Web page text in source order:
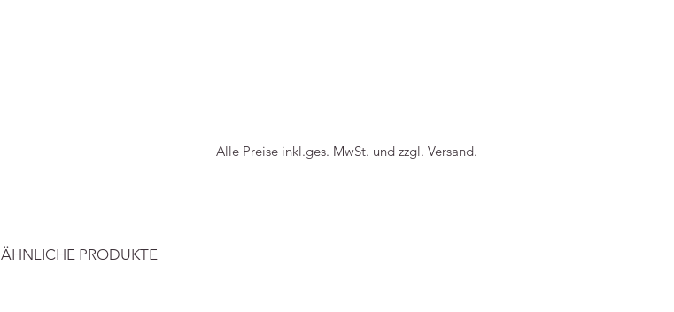
Alle Preise inkl.ges. MwSt. und zzgl. Versand.
ÄHNLICHE PRODUKTE